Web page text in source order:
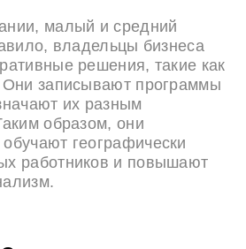
малый и средний
владельцы бизнеса
решения, такие как
записывают программы
их разным
образом, они
географически
работников и повышают